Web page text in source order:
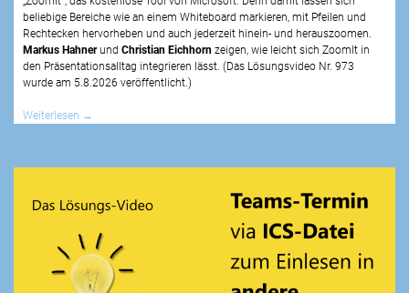
beliebige Bereiche wie an einem Whiteboard markieren, mit Pfeilen und
Rechtecken hervorheben und auch jederzeit hinein- und herauszoomen.
Markus Hahnerund Christian Eichhorn zeigen, wie leicht sich ZoomIt in
den Präsentationsalltag integrieren lässt. (Das Lösungsvideo Nr. 973
wurde am 5.8.2026 veröffentlicht.)
Weiterlesen →